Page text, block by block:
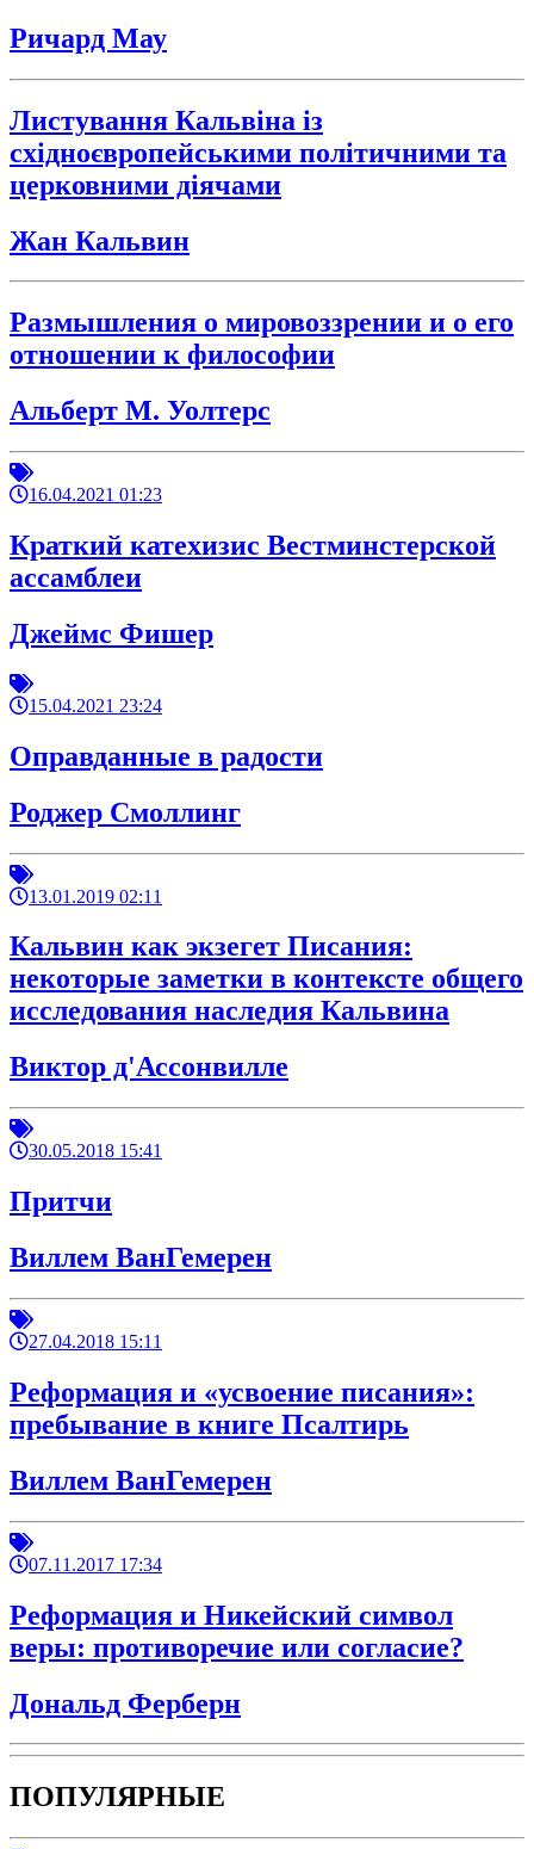
Ричард Мау
Листування Кальвіна із
східноєвропейськими політичними та
церковними діячами
Жан Кальвин
Размышления о мировоззрении и о его
отношении к философии
Альберт М. Уолтерс
16.04.2021 01:23
Краткий катехизис Вестминстерской
ассамблеи
Джеймс Фишер
15.04.2021 23:24
Оправданные в радости
Роджер Смоллинг
13.01.2019 02:11
Кальвин как экзегет Писания:
некоторые заметки в контексте общего
исследования наследия Кальвина
Виктор д'Ассонвилле
30.05.2018 15:41
Притчи
Виллем ВанГемерен
27.04.2018 15:11
Реформация и «усвоение писания»:
пребывание в книге Псалтирь
Виллем ВанГемерен
07.11.2017 17:34
Реформация и Никейский символ
веры: противоречие или согласие?
Дональд Ферберн
ПОПУЛЯРНЫЕ